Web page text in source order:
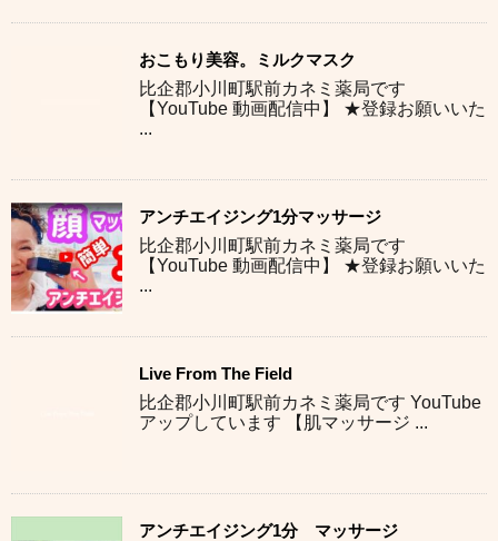
おこもり美容。ミルクマスク
比企郡小川町駅前カネミ薬局です
【YouTube 動画配信中】 ★登録お願いいた
...
アンチエイジング1分マッサージ
比企郡小川町駅前カネミ薬局です
【YouTube 動画配信中】 ★登録お願いいた
...
Live From The Field
比企郡小川町駅前カネミ薬局です YouTube
アップしています 【肌マッサージ ...
アンチエイジング1分 マッサージ